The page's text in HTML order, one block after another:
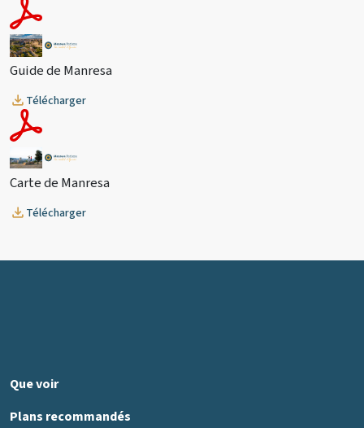
Guide de Manresa
Télécharger
Carte de Manresa
Télécharger
Que voir
Plans recommandés